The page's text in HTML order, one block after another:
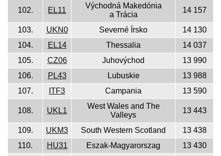
102. EL11
Východná Makedónia
a Trácia
14 157
103. UKN0 Severné Írsko
14 130
104.
EL14 Thessalia
14 037
105.
CZ06 Juhovýchod
13 990
106.
PL43 Lubuskie
13 988
107.
ITF3 Campania 13 590
108. UKL1
West Wales and The
Valleys
13 443
109. UKM3 South Western Scotland
13 438
110.
HU31 Eszak-Magyarorszag
13 430